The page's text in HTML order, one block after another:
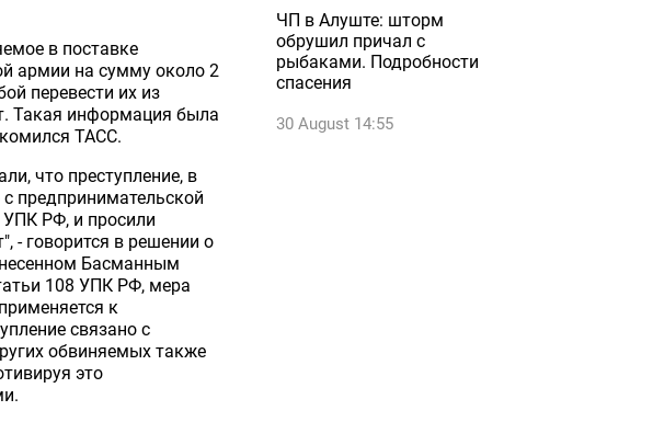
в поставке
армии на сумму около 2
перевести их из
Такая информация была
ТАСС.
что преступление, в
предпринимательской
УПК РФ, и просили
- говорится в решении о
Басманным
108 УПК РФ, мера
к
связано с
обвиняемых также
это
ЧП в Алуште: шторм
обрушил причал с
рыбаками. Подробности
спасения
30 August 14:55